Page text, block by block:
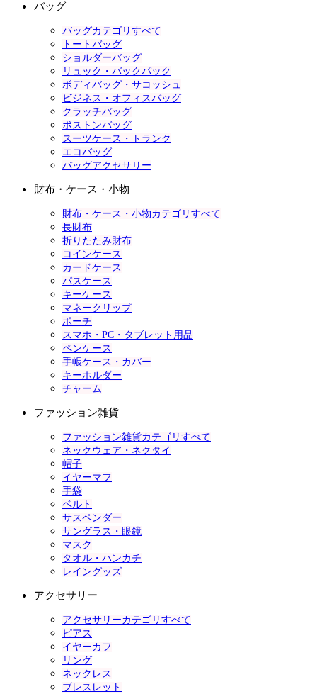
バッグ
バッグカテゴリすべて
トートバッグ
ショルダーバッグ
リュック・バックパック
ボディバッグ・サコッシュ
ビジネス・オフィスバッグ
クラッチバッグ
ボストンバッグ
スーツケース・トランク
エコバッグ
バッグアクセサリー
財布・ケース・小物
財布・ケース・小物カテゴリすべて
長財布
折りたたみ財布
コインケース
カードケース
パスケース
キーケース
マネークリップ
ポーチ
スマホ・PC・タブレット用品
ペンケース
手帳ケース・カバー
キーホルダー
チャーム
ファッション雑貨
ファッション雑貨カテゴリすべて
ネックウェア・ネクタイ
帽子
イヤーマフ
手袋
ベルト
サスペンダー
サングラス・眼鏡
マスク
タオル・ハンカチ
レイングッズ
アクセサリー
アクセサリーカテゴリすべて
ピアス
イヤーカフ
リング
ネックレス
ブレスレット